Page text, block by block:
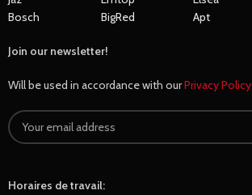
Bosch
BigRed Apt
Join our newsletter!
Will be used in accordance with ourPrivacy Policy
Horaires de travail: